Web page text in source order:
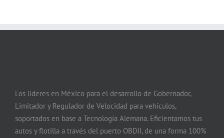
Los líderes en México para el desarrollo de Gobernador,
Limitador y Regulador de Velocidad para vehículos,
soportados en base a Tecnología Alemana. Eficientamos tus
autos y flotilla a través del puerto OBDII, de una forma 100%